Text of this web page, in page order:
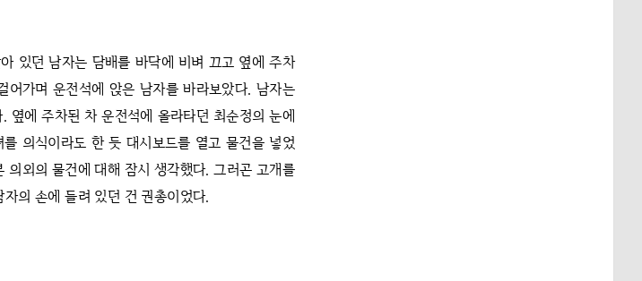
있던 남자는 담배를 바닥에 비벼 끄고 옆에 주차
어가며 운전석에 앉은 남자를 바라보았다. 남자는
옆에 주차된 차 운전석에 올라타던 최순정의 눈에
의식이라도 한 듯 대시보드를 열고 물건을 넣었
의외의 물건에 대해 잠시 생각했다. 그러곤 고개를
의 손에 들려 있던 건 권총이었다.